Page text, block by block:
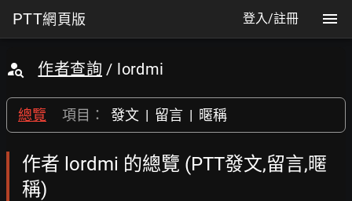
PTT網頁版 登入/註冊
作者查詢 / lordmi
總覽 項目： 發文 | 留言 | 暱稱
作者 lordmi 的總覽 (PTT發文,留言,暱
稱)